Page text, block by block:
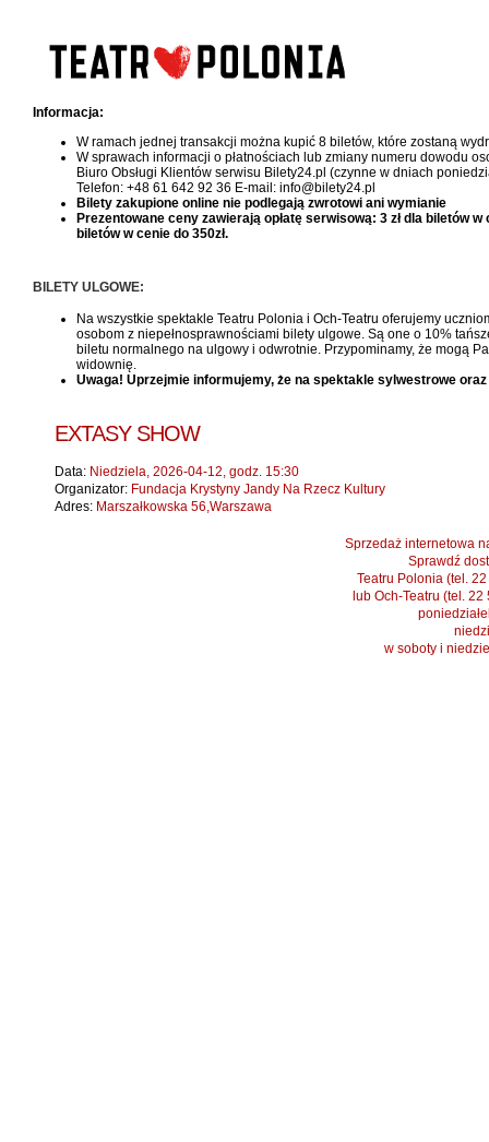
Informacja:
W ramach jednej transakcji można kupić 8 biletów, które zostaną
W sprawach informacji o płatnościach lub zmiany numeru dowodu
Biuro Obsługi Klientów serwisu Bilety24.pl (czynne w dniach
Telefon: +48 61 642 92 36 E-mail: info@bilety24.pl
Bilety zakupione online nie podlegają zwrotowi ani wymianie
Prezentowane ceny zawierają opłatę serwisową: 3 zł dla biletów w
biletów w cenie do 350zł.
BILETY ULGOWE:
Na wszystkie spektakle Teatru Polonia i Och-Teatru oferujemy
osobom z niepełnosprawnościami bilety ulgowe. Są one o 10%
biletu normalnego na ulgowy i odwrotnie. Przypominamy, że mogą
widownię.
Uwaga! Uprzejmie informujemy, że na spektakle sylwestrowe
EXTASY SHOW
Data: Niedziela, 2026-04-12, godz. 15:30
Organizator: Fundacja Krystyny Jandy Na Rzecz Kultury
Adres: Marszałkowska 56,Warszawa
Sprzedaż internetowa
Sprawdź
Teatru Polonia (tel.
lub Och-Teatru (tel.
w soboty i